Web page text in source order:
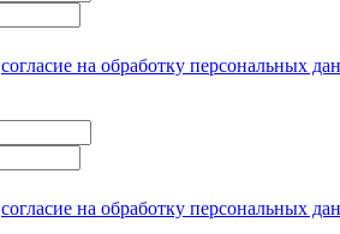
согласие на обработку персональных
согласие на обработку персональных